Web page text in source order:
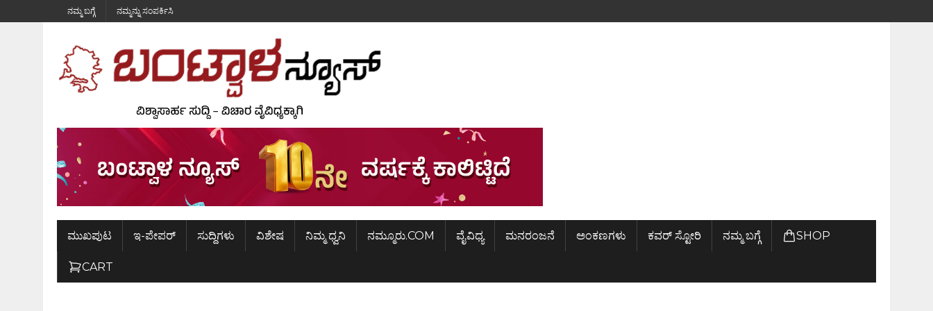
ನಮ್ಮ ಬಗ್ಗೆ ನಮ್ಮನ್ನು ಸಂಪರ್ಕಿಸಿ
ಮುಖಪುಟ ಇ-ಪೇಪರ್ ಸುದ್ದಿಗಳು ವಿಶೇಷ ನಿಮ್ಮ ಧ್ವನಿ ನಮ್ಮೂರು.COM ವೈವಿಧ್ಯ ಮನರಂಜನೆ ಅಂಕಣಗಳು ಕವರ್ ಸ್ಟೋರಿ ನಮ್ಮ ಬಗ್ಗೆ SHOP
CART